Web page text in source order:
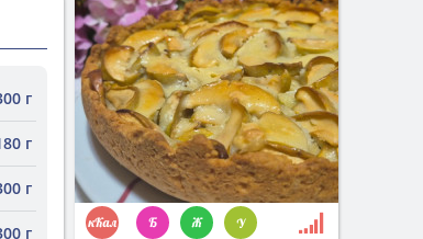
г
г
г
г